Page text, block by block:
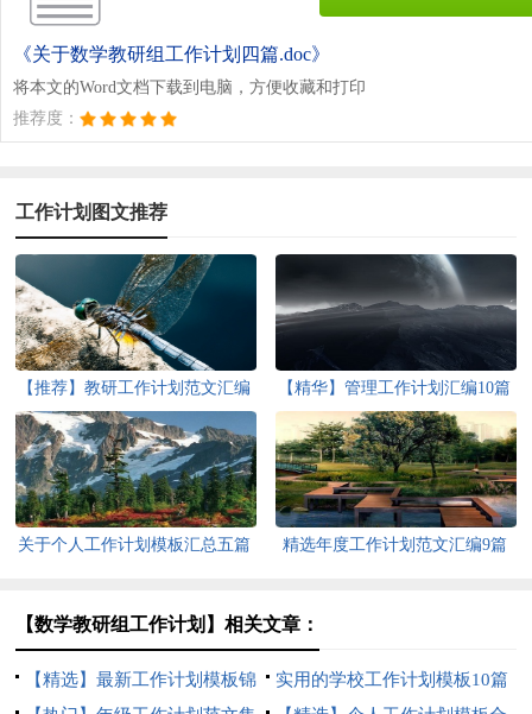
《关于数学教研组工作计划四篇.doc》
将本文的Word文档下载到电脑，方便收藏和打印
推荐度：
工作计划图文推荐
【推荐】教研工作计划范文汇编
五篇
【精华】管理工作计划汇编10篇
关于个人工作计划模板汇总五篇 精选年度工作计划范文汇编9篇
【数学教研组工作计划】相关文章：
【精选】最新工作计划模板锦
实用的学校工作计划模板10篇